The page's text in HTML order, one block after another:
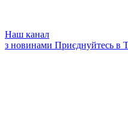
Наш канал
з новинами Приєднуйтесь в